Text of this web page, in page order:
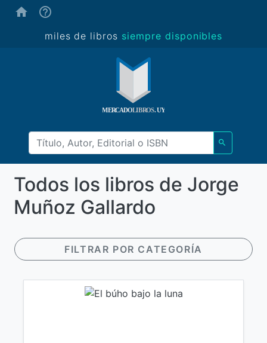
miles de libros siempre disponibles
Todos los libros de Jorge
Muñoz Gallardo
FILTRAR POR CATEGORÍA